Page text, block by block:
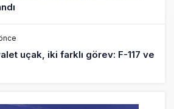
uçak, iki farklı görev: F-117 ve